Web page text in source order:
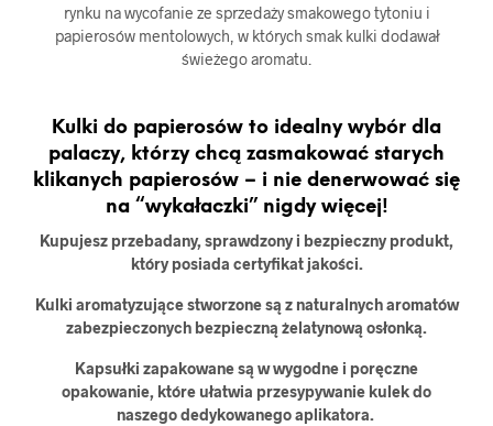
rynku na wycofanie ze sprzedaży smakowego tytoniu i
papierosów mentolowych, w których smak kulki dodawał
świeżego aromatu.
Kulki do papierosów to idealny wybór dla
palaczy, którzy chcą zasmakować starych
klikanych papierosów – i nie denerwować się
na “wykałaczki” nigdy więcej!
Kupujesz przebadany, sprawdzony i bezpieczny produkt,
który posiada certyfikat jakości.
Kulki aromatyzujące stworzone są z naturalnych aromatów
zabezpieczonych bezpieczną żelatynową osłonką.
Kapsułki zapakowane są w wygodne i poręczne
opakowanie, które ułatwia przesypywanie kulek do
naszego dedykowanego aplikatora.